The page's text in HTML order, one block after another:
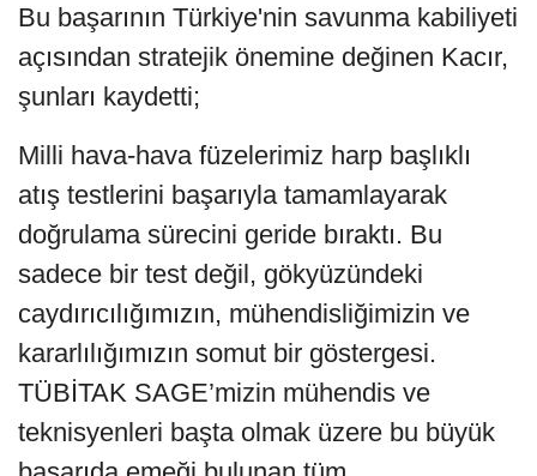
Bu başarının Türkiye'nin savunma kabiliyeti
açısından stratejik önemine değinen Kacır,
şunları kaydetti;
Milli hava-hava füzelerimiz harp başlıklı
atış testlerini başarıyla tamamlayarak
doğrulama sürecini geride bıraktı. Bu
sadece bir test değil, gökyüzündeki
caydırıcılığımızın, mühendisliğimizin ve
kararlılığımızın somut bir göstergesi.
TÜBİTAK SAGE’mizin mühendis ve
teknisyenleri başta olmak üzere bu büyük